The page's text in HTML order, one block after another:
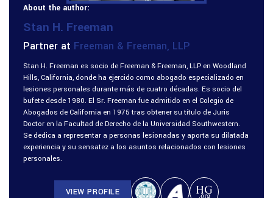
About the author:
Stan H. Freeman
Partner at Freeman & Freeman, LLP
Stan H. Freeman es socio de Freeman & Freeman, LLP en Woodland
Hills, California, donde ha ejercido como abogado especializado en
lesiones personales durante más de cuatro décadas. Es socio del
bufete desde 1980. El Sr. Freeman fue admitido en el Colegio de
Abogados de California en 1975 tras obtener su título de Juris
Doctor en la Facultad de Derecho de la Universidad Southwestern.
Se dedica a representar a personas lesionadas y aporta su dilatada
experiencia y su sensatez a los asuntos relacionados con lesiones
personales.
VIEW PROFILE